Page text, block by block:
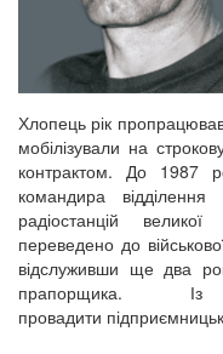
Хлопець рік
мобілізували на
контрактом. До 1987
командира відділення
радіостанцій
переведено до
відслуживши ще два
прапорщика.
провадити